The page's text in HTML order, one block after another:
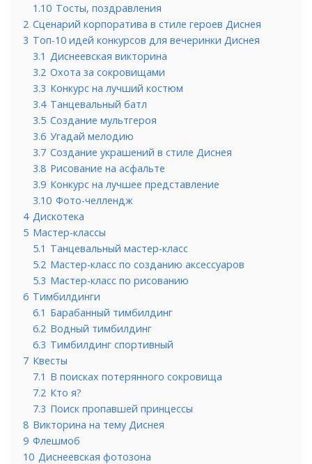
1.10 Тосты, поздравления
2 Сценарий корпоратива в стиле героев Диснея
3 Топ-10 идей конкурсов для вечеринки Диснея
3.1 Диснеевская викторина
3.2 Охота за сокровищами
3.3 Конкурс на лучший костюм
3.4 Танцевальный батл
3.5 Создание мультгероя
3.6 Угадай мелодию
3.7 Создание украшений в стиле Диснея
3.8 Рисование на асфальте
3.9 Конкурс на лучшее представление
3.10 Фото-челлендж
4 Дискотека
5 Мастер-классы
5.1 Танцевальный мастер-класс
5.2 Мастер-класс по созданию аксессуаров
5.3 Мастер-класс по рисованию
6 Тимбилдинги
6.1 Барабанный тимбилдинг
6.2 Водный тимбилдинг
6.3 Тимбилдинг спортивный
7 Квесты
7.1 В поисках потерянного сокровища
7.2 Кто я?
7.3 Поиск пропавшей принцессы
8 Викторина на тему Диснея
9 Флешмоб
10 Диснеевская фотозона